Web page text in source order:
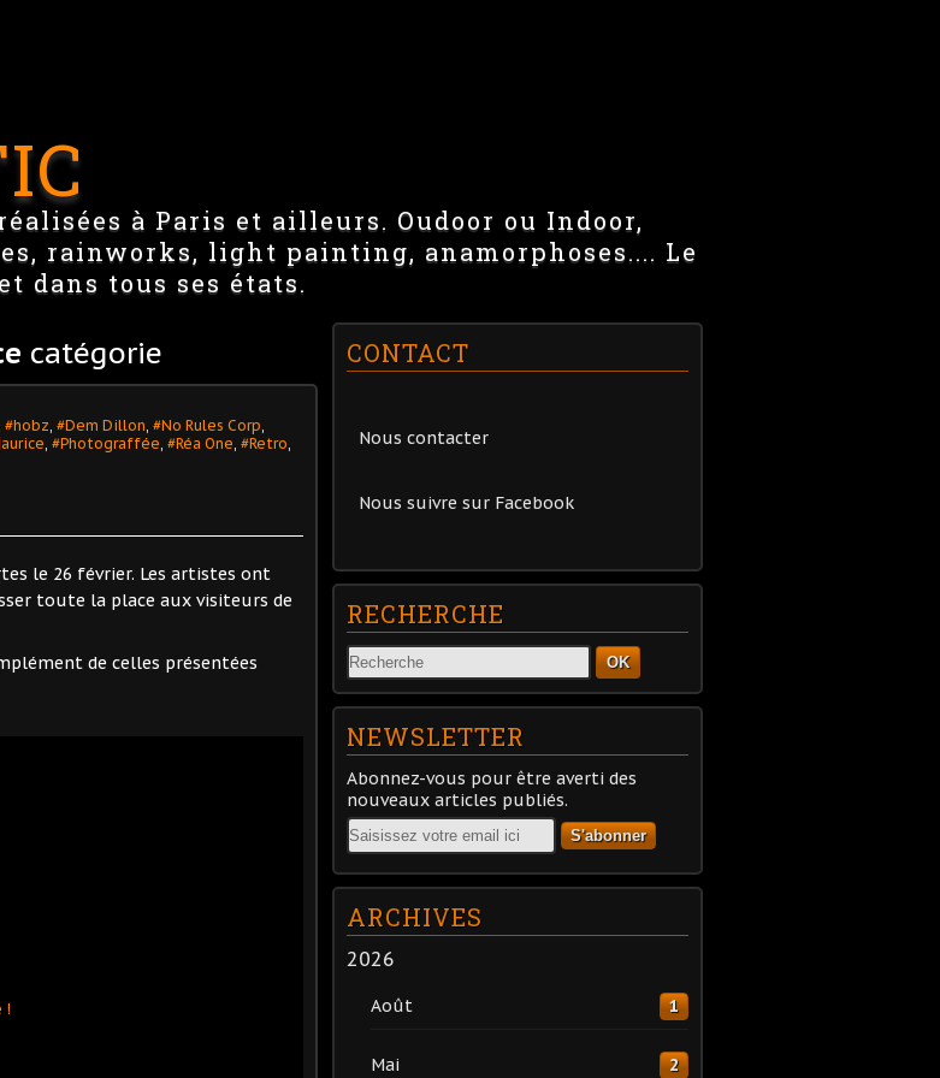
à Paris et ailleurs. Oudoor ou Indoor,
rainworks, light painting, anamorphoses.... Le
dans tous ses états.
catégorie
#hobz, #Dem Dillon, #No Rules Corp,
, #Photograffée, #Réa One, #Retro,
le 26 février. Les artistes ont
toute la place aux visiteurs de
de celles présentées
CONTACT
Nous contacter
Nous suivre sur Facebook
RECHERCHE
OK
NEWSLETTER
Abonnez-vous pour être averti des
nouveaux articles publiés.
Email
ARCHIVES
2026
Août 1
Mai 2